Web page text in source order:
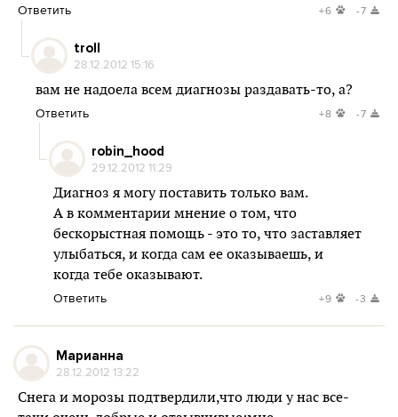
Ответить +6 -7
troll
28.12.2012 15:16
вам не надоела всем диагнозы раздавать-то, а?
Ответить +8 -7
robin_hood
29.12.2012 11:29
Диагноз я могу поставить только вам.
А в комментарии мнение о том, что
бескорыстная помощь - это то, что заставляет
улыбаться, и когда сам ее оказываешь, и
когда тебе оказывают.
Ответить +9 -3
Марианна
28.12.2012 13:22
Снега и морозы подтвердили,что люди у нас все-